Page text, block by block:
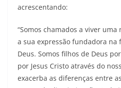
acrescentando:
“Somos chamados a viver
a sua expressão fundadora na
Deus. Somos filhos de Deus
por Jesus Cristo através do
exacerba as diferenças entre